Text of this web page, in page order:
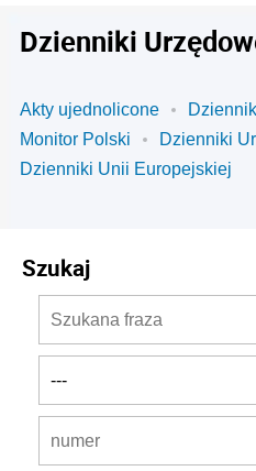
Dzienniki
Akty ujednolicone
Monitor Polski
Dzienniki
Dzienniki Unii Europejskiej
Szukaj